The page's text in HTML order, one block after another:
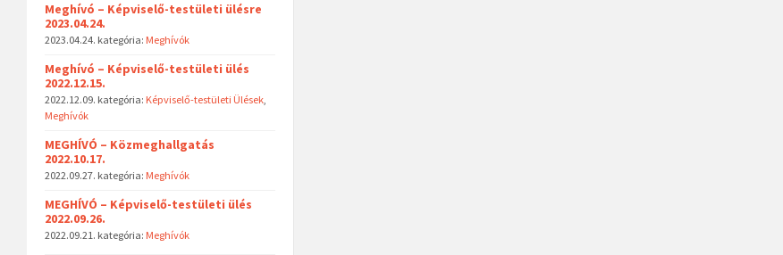
Meghívó – Képviselő-testületi ülésre
2023.04.24.
2023.04.24. kategória: Meghívók
Meghívó – Képviselő-testületi ülés
2022.12.15.
2022.12.09. kategória: Képviselő-testületi Ülések,
Meghívók
MEGHÍVÓ – Közmeghallgatás
2022.10.17.
2022.09.27. kategória: Meghívók
MEGHÍVÓ – Képviselő-testületi ülés
2022.09.26.
2022.09.21. kategória: Meghívók